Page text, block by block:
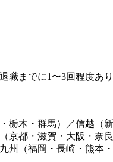
職までに1〜3回程度あ
栃木・群馬）／信越（新
京都・滋賀・大阪・奈
（福岡・長崎・熊本